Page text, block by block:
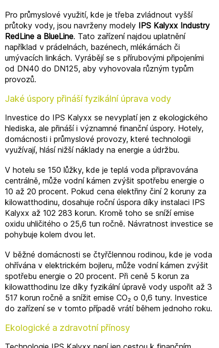
Pro průmyslové využití, kde je třeba zvládnout vyšší
průtoky vody, jsou navrženy modely IPS Kalyxx Industry
RedLine a BlueLine. Tato zařízení najdou uplatnění
například v prádelnách, bazénech, mlékárnách či
umývacích linkách. Vyrábějí se s přírubovými připojeními
od DN40 do DN125, aby vyhovovala různým typům
provozů.
Jaké úspory přináší fyzikální úprava vody
Investice do IPS Kalyxx se nevyplatí jen z ekologického
hlediska, ale přináší i významné finanční úspory. Hotely,
domácnosti i průmyslové provozy, které technologii
využívají, hlásí nižší náklady na energie a údržbu.
V hotelu se 150 lůžky, kde je teplá voda připravována
centrálně, může vodní kámen zvýšit spotřebu energie o
10 až 20 procent. Pokud cena elektřiny činí 2 koruny za
kilowatthodinu, dosahuje roční úspora díky instalaci IPS
Kalyxx až 102 283 korun. Kromě toho se sníží emise
oxidu uhličitého o 25,6 tun ročně. Návratnost investice se
pohybuje kolem dvou let.
V běžné domácnosti se čtyřčlennou rodinou, kde je voda
ohřívána v elektrickém bojleru, může vodní kámen zvýšit
spotřebu energie o 20 procent. Při ceně 5 korun za
kilowatthodinu lze díky fyzikální úpravě vody uspořit až 3
517 korun ročně a snížit emise CO₂ o 0,6 tuny. Investice
do zařízení se v tomto případě vrátí během jednoho roku.
Ekologické a zdravotní přínosy